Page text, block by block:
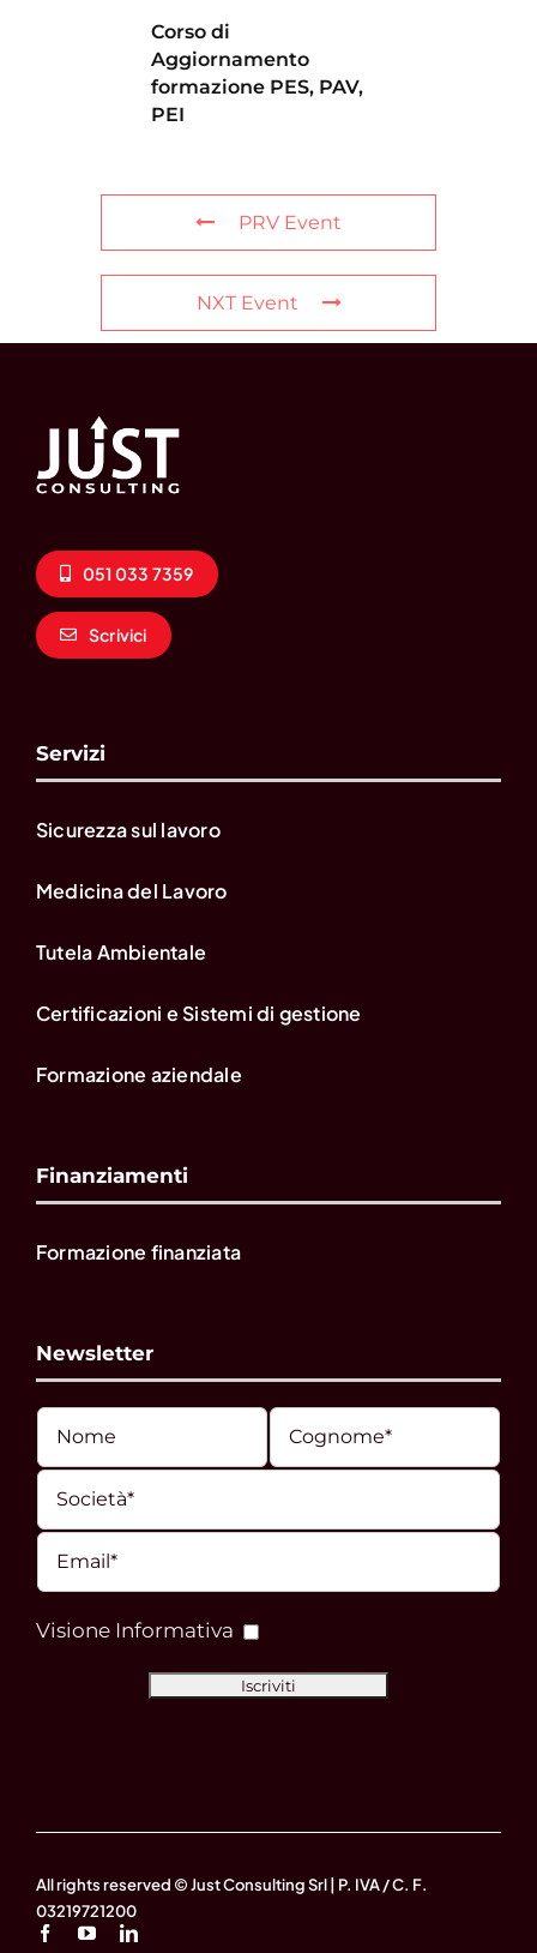
Corso di
Aggiornamento
formazione PES, PAV,
PEI
PRV Event
NXT Event
051 033 7359
Scrivici
Servizi
Sicurezza sul lavoro
Medicina del Lavoro
Tutela Ambientale
Certificazioni e Sistemi di gestione
Formazione aziendale
Finanziamenti
Formazione finanziata
Newsletter
Visione Informativa
All rights reserved © Just Consulting Srl | P. IVA / C. F.
03219721200